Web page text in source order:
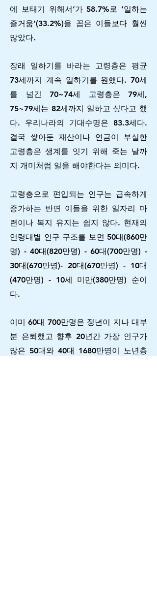
에 보태기 위해서’가 58.7%로 ‘일하는
즐거움’(33.2%)을 꼽은 이들보다 훨씬
많았다.
장래 일하기를 바라는 고령층은 평균
73세까지 계속 일하기를 원했다. 70세
를 넘긴 70~74세 고령층은 79세,
75~79세는 82세까지 일하고 싶다고 했
다. 우리나라의 기대수명은 83.3세다.
결국 쌓아둔 재산이나 연금이 부실한
고령층은 생계를 잇기 위해 죽는 날까
지 개미처럼 일을 해야한다는 의미다.
고령층으로 편입되는 인구는 급속하게
증가하는 반면 이들을 위한 일자리 마
련이나 복지 유지는 쉽지 않다. 현재의
연령대별 인구 구조를 보면 50대(860만
명) - 40대(820만명) - 60대(700만명) -
30대(670만명)- 20대(670만명) - 10대
(470만명) - 10세 미만(380만명) 순이
다.
이미 60대 700만명은 정년이 지나 대부
분 은퇴했고 향후 20년간 가장 인구가
많은 50대와 40대 1680만명이 노년층